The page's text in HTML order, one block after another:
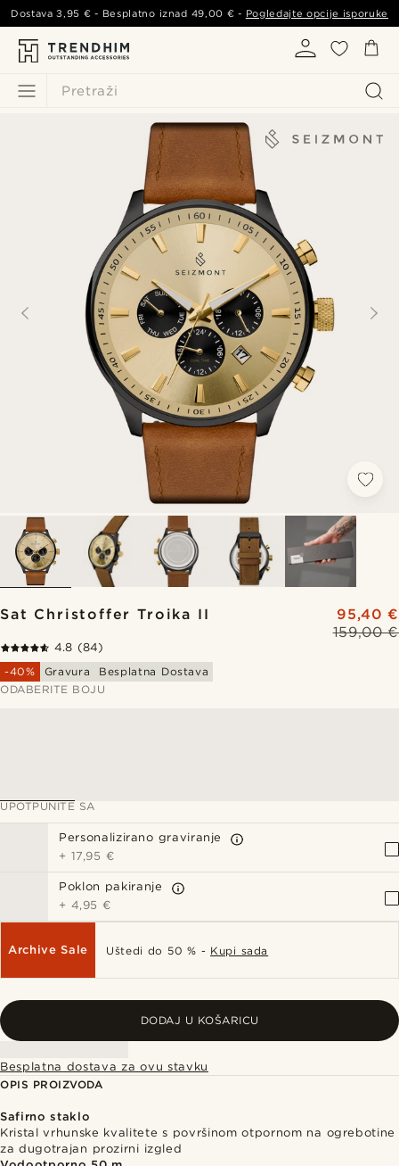
Pretraži
Dostava3,95 € - Besplatno iznad 49,00 € - Pogledajte opcije isporuke
Sat Christoffer Troika II
159,00 €
95,40 €
4.8 (84)
-40%
Gravura
Besplatna Dostava
ODABERITE BOJU
UPOTPUNITE SA
Personalizirano graviranje
+ 17,95 €
Poklon pakiranje
+ 4,95 €
Archive Sale Uštedi do 50 % - Kupi sada
DODAJ U KOŠARICU
Besplatna dostava za ovu stavku
OPIS PROIZVODA
Safirno staklo
Kristal vrhunske kvalitete s površinom otpornom na ogrebotine
za dugotrajan prozirni izgled